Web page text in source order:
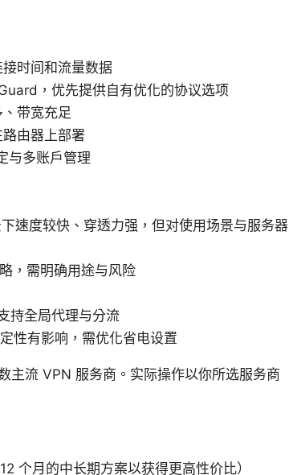
时间和流量数据
，优先提供自有优化的协议选项
带宽充足
由器上部署
与多账户管理
速度较快、穿透力强，但对使用场景与服务器
，需明确用途与风险
持全局代理与分流
性有影响，需优化省电设置
主流 VPN 服务商。实际操作以你所选服务商
个月的中长期方案以获得更高性价比）